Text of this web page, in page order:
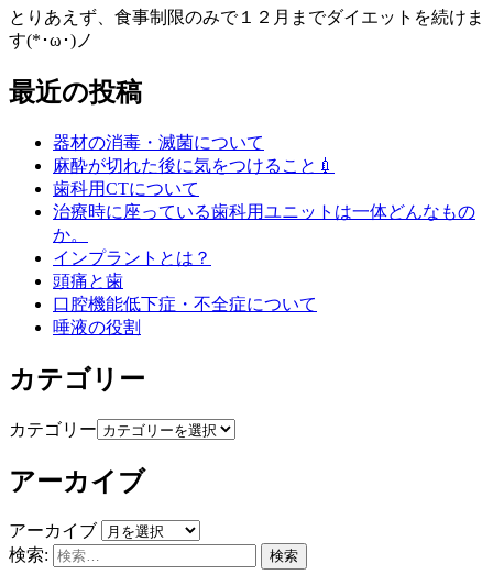
とりあえず、食事制限のみで１２月までダイエットを続けま
す(*･ω･)ノ
最近の投稿
器材の消毒・滅菌について
麻酔が切れた後に気をつけること💉
歯科用CTについて
治療時に座っている歯科用ユニットは一体どんなもの
か。
インプラントとは？
頭痛と歯
口腔機能低下症・不全症について
唾液の役割
カテゴリー
カテゴリー
アーカイブ
アーカイブ
検索: